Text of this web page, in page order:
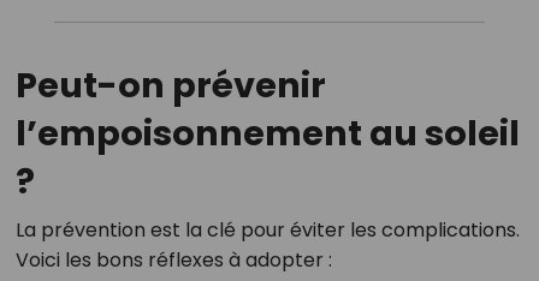
Peut-on prévenir
l’empoisonnement au soleil
?
La prévention est la clé pour éviter les complications.
Voici les bons réflexes à adopter :